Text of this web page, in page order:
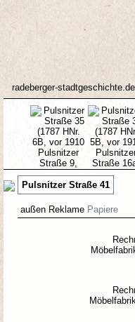
radeberger-
35 36
Pulsnitzer Straße 41
außen Reklame Papiere